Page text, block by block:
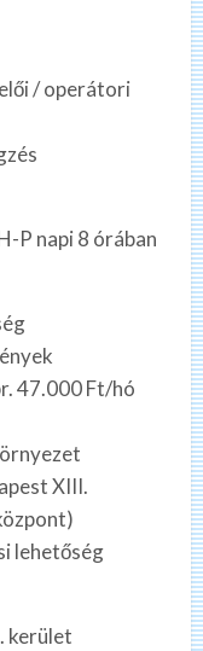
/ operátori
P napi 8 órában
47.000 Ft/hó
XIII.
lehetőség
kerület